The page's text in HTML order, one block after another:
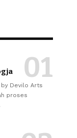
Devilo Arts
proses